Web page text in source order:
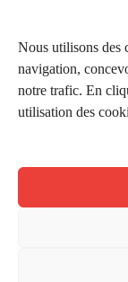
Nous utilisons des
navigation,
notre trafic. En
utilisation des
Conditions
Réductions de la
Application